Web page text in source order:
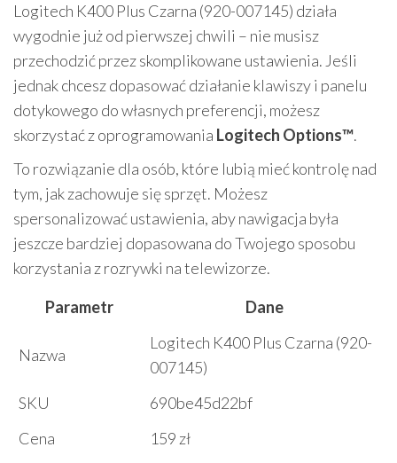
Logitech K400 Plus Czarna (920-007145) działa
wygodnie już od pierwszej chwili – nie musisz
przechodzić przez skomplikowane ustawienia. Jeśli
jednak chcesz dopasować działanie klawiszy i panelu
dotykowego do własnych preferencji, możesz
skorzystać z oprogramowania Logitech Options™.
To rozwiązanie dla osób, które lubią mieć kontrolę nad
tym, jak zachowuje się sprzęt. Możesz
spersonalizować ustawienia, aby nawigacja była
jeszcze bardziej dopasowana do Twojego sposobu
korzystania z rozrywki na telewizorze.
Parametr
Dane
Nazwa
Logitech K400 Plus Czarna (920-
007145)
SKU
690be45d22bf
Cena
159 zł